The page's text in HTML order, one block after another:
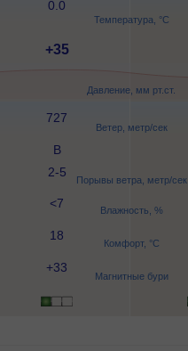
Температура, °C
Давление, мм рт.ст.
Ветер, метр/сек
Порывы ветра, метр/сек
Влажность, %
Комфорт, °C
Магнитные бури
0.0
+35
727
В
2-5
<7
18
+33